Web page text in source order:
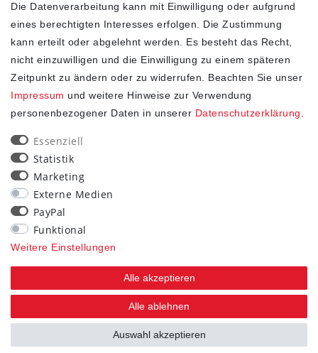
SHOP
Impressum
Daten­schutz­erklärung
AGB
Widerrufs­recht
STAY CONNECTED
Die Datenverarbeitung kann mit Einwilligung oder aufgrund
eines berechtigten Interesses erfolgen. Die Zustimmung
kann erteilt oder abgelehnt werden. Es besteht das Recht,
nicht einzuwilligen und die Einwilligung zu einem späteren
Zeitpunkt zu ändern oder zu widerrufen. Beachten Sie unser
Impressum und weitere Hinweise zur Verwendung
personenbezogener Daten in unserer Daten­schutz­erklärung
Essenziell
Statistik
Marketing
Externe Medien
PayPal
Funktional
Weitere Einstellungen
Alle akzeptieren
Alle ablehnen
Auswahl akzeptieren